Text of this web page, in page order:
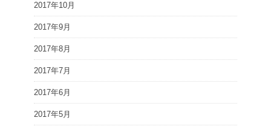
2017年10月
2017年9月
2017年8月
2017年7月
2017年6月
2017年5月